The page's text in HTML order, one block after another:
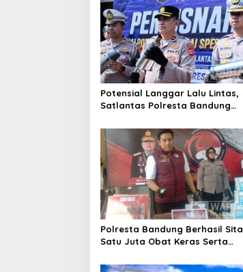
Potensial Langgar Lalu Lintas,
Satlantas Polresta Bandung
Brong
Polresta Bandung Berhasil Sita
Satu Juta Obat Keras Serta